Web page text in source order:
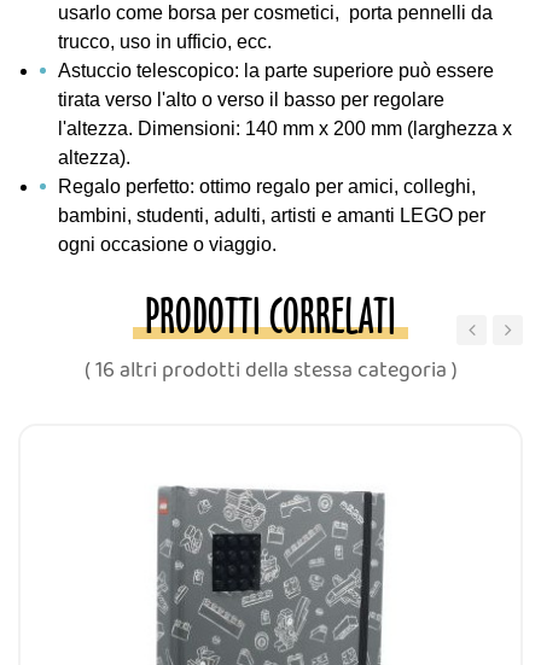
usarlo come borsa per cosmetici, porta pennelli da
trucco, uso in ufficio, ecc.
Astuccio telescopico: la parte superiore può essere
tirata verso l'alto o verso il basso per regolare
l'altezza. Dimensioni: 140 mm x 200 mm (larghezza x
altezza).
Regalo perfetto: ottimo regalo per amici, colleghi,
bambini, studenti, adulti, artisti e amanti LEGO per
ogni occasione o viaggio.
PRODOTTI CORRELATI
( 16 altri prodotti della stessa categoria )